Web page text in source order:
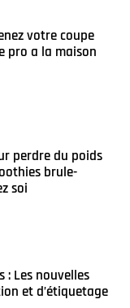
votre coupe
pro a la maison
perdre du poids
brule-
soi
: Les nouvelles
et d’étiquetage